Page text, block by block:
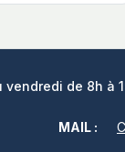
vendredi de 8h à
MAIL :